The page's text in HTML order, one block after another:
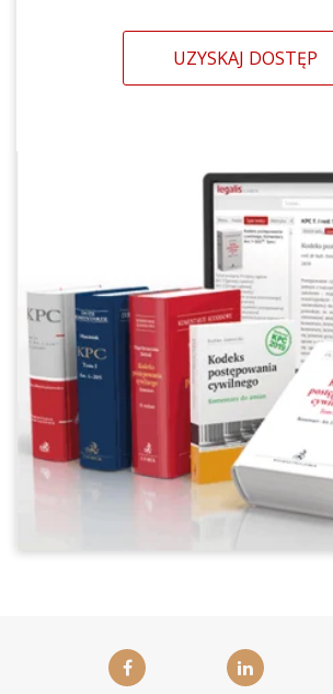
UZYSKAJ DOSTĘP